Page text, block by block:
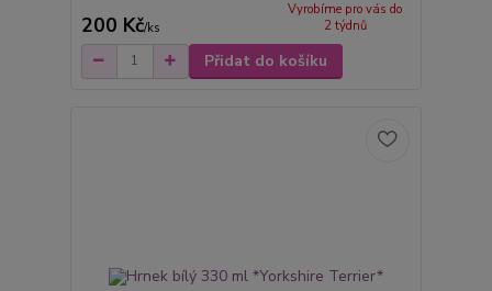
200 Kč/ks
Vyrobíme pro vás do
2 týdnů
Přidat do košíku